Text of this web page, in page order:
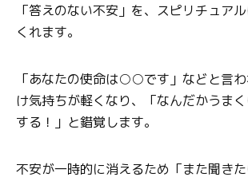
「答えのない不安」を、スピリチュア
くれます。
「あなたの使命は○○です」などと言
け気持ちが軽くなり、「なんだかうま
する！」と錯覚します。
不安が一時的に消えるため「また聞き